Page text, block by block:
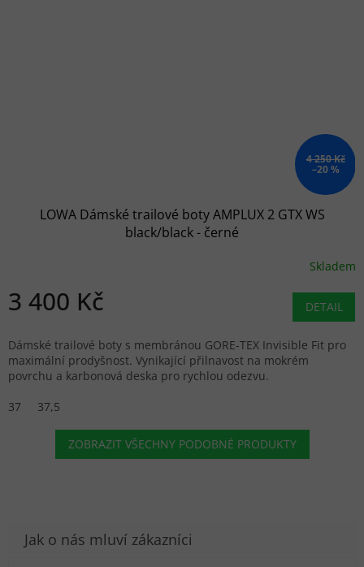
4 250 Kč
–20 %
LOWA Dámské trailové boty AMPLUX 2 GTX WS
black/black - černé
Skladem
3 400 Kč DETAIL
Dámské trailové boty s membránou GORE-TEX Invisible Fit pro
maximální prodyšnost. Vynikající přilnavost na mokrém
povrchu a karbonová deska pro rychlou odezvu.
37
37,5
ZOBRAZIT VŠECHNY PODOBNÉ PRODUKTY